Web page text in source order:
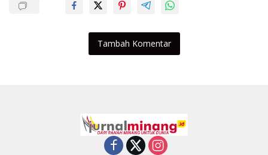
Tambah Komentar